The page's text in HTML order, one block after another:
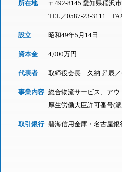
所在地
〒492-8145 愛知県稲沢
TEL／0587-23-3111
設立 昭和49年5月14日
資本金 4,000万円
代表者 取締役会長 久納 昇辰
事業内容 総合物流サービス、アウ
厚生労働大臣許可番号(
取引銀行 碧海信用金庫・名古屋